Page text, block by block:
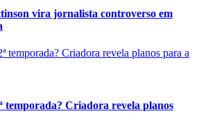
vira jornalista controverso em
temporada? Criadora revela planos